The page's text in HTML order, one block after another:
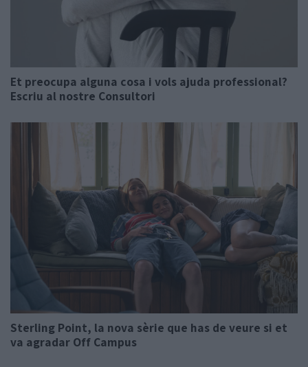
Et preocupa alguna cosa i vols ajuda professional?
Escriu al nostre Consultori
Sterling Point, la nova sèrie que has de veure si et
va agradar Off Campus